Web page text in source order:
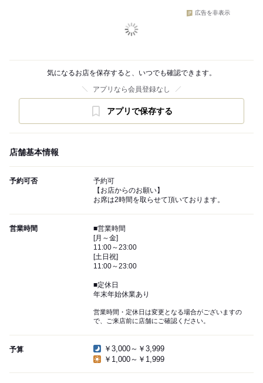
広告を非表示
気になるお店を保存すると、いつでも確認できます。
アプリなら会員登録なし
アプリで保存する
店舗基本情報
予約可否
予約可
【お店からのお願い】
お席は2時間を取らせて頂いております。
営業時間
■営業時間
[月～金]
11:00～23:00
[土日祝]
11:00～23:00
■定休日
年末年始休業あり
営業時間・定休日は変更となる場合がございますの
で、ご来店前に店舗にご確認ください。
予算
￥3,000～￥3,999
￥1,000～￥1,999